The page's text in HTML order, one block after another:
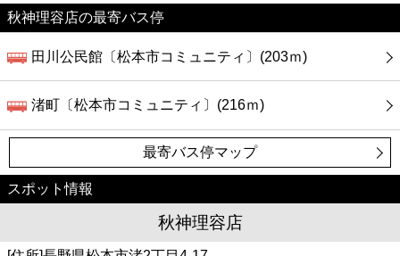
秋神理容店の最寄バス停
田川公民館〔松本市コミュニティ〕(203ｍ)
渚町〔松本市コミュニティ〕(216ｍ)
最寄バス停マップ
スポット情報
秋神理容店